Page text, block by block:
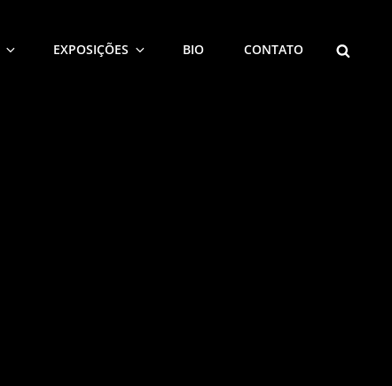
EXPOSIÇÕES BIO CONTATO